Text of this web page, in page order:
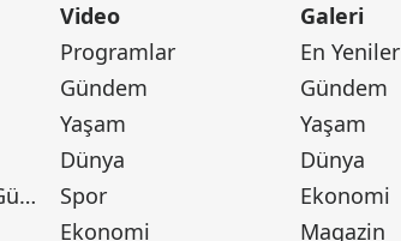
Canan Barlas ile Gündem
Video
Programlar
Gündem
Yaşam
Dünya
Spor
Ekonomi
Galeri
En Yeniler
Gündem
Yaşam
Dünya
Ekonomi
Magazin